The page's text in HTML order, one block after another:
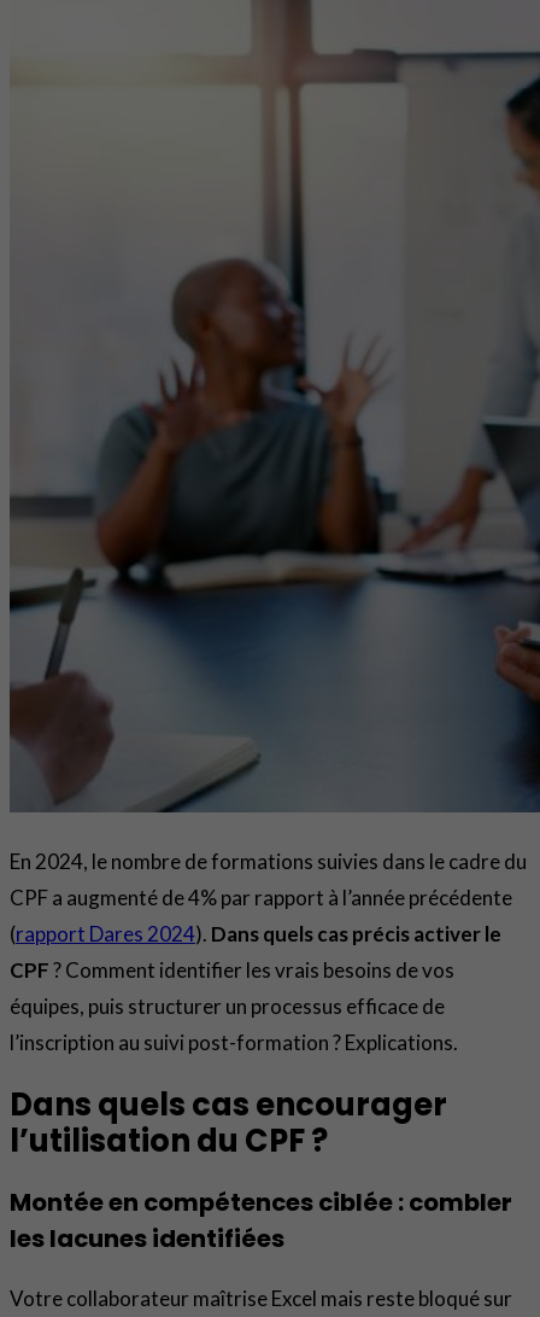
En 2024, le nombre de formations suivies dans le cadre du
CPF a augmenté de 4% par rapport à l’année précédente
(rapport Dares 2024). Dans quels cas précis activer le
CPF? Comment identifier les vrais besoins de vos
équipes, puis structurer un processus efficace de
l’inscription au suivi post-formation ? Explications.
Dans quels cas encourager
l’utilisation du CPF ?
Montée en compétences ciblée : combler
les lacunes identifiées
Votre collaborateur maîtrise Excel mais reste bloqué sur